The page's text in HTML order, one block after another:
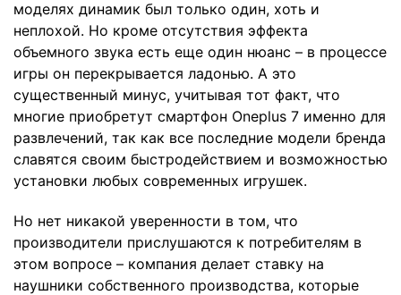
моделях динамик был только один, хоть и
неплохой. Но кроме отсутствия эффекта
объемного звука есть еще один нюанс – в процессе
игры он перекрывается ладонью. А это
существенный минус, учитывая тот факт, что
многие приобретут смартфон Oneplus 7 именно для
развлечений, так как все последние модели бренда
славятся своим быстродействием и возможностью
установки любых современных игрушек.
Но нет никакой уверенности в том, что
производители прислушаются к потребителям в
этом вопросе – компания делает ставку на
наушники собственного производства, которые